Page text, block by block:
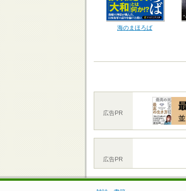
海のまほろば
広告PR
広告PR